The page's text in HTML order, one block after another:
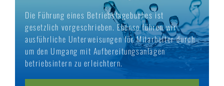
Die Führung eines Betriebstagebuches ist
gesetzlich vorgeschrieben. Ebenso führen wir
ausführliche Unterweisungen für Mitarbeiter durch
um den Umgang mit Aufbereitungsanlagen
betriebsintern zu erleichtern.